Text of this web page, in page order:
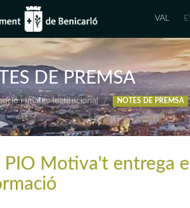
VAL
DE PREMSA
i Imatge Institucional NOTES DE PREMSA
PIO Motiva't entrega